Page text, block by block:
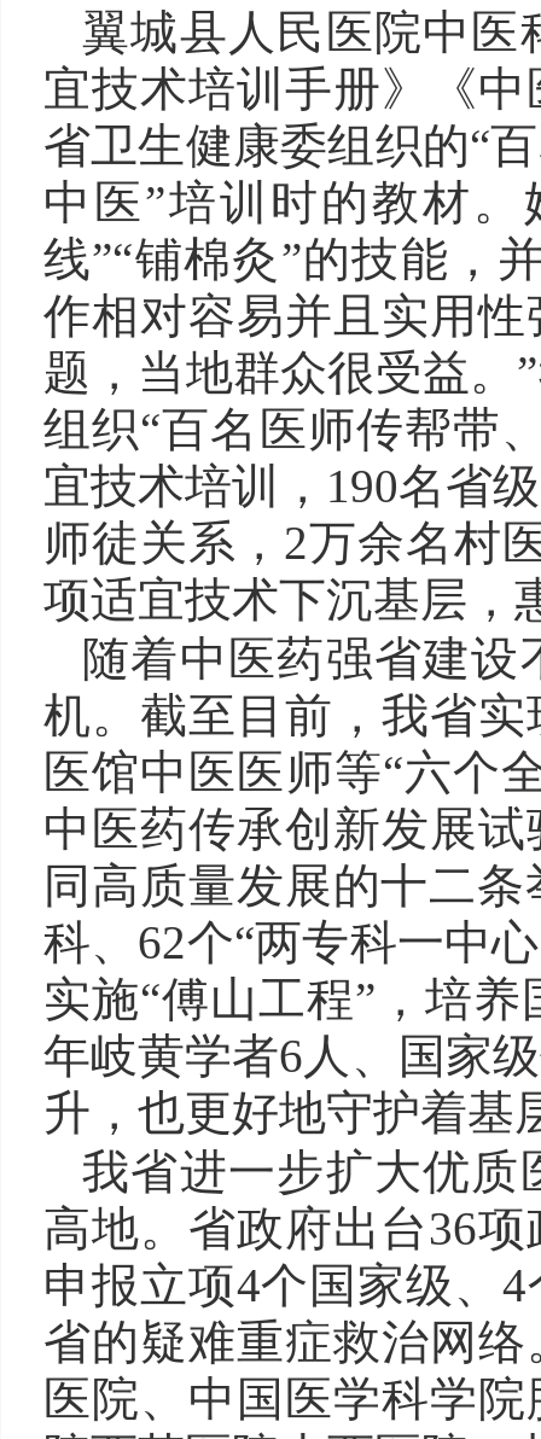
翼城县人民医院中医
宜技术培训手册》《
省卫生健康委组织的“
中医”培训时的教材
线”“铺棉灸”的技能，
作相对容易并且实用
题，当地群众很受益。
组织“百名医师传帮带
宜技术培训，190名省
师徒关系，2万余名村
项适宜技术下沉基层，
随着中医药强省建
机。截至目前，我省
医馆中医医师等“六个
中医药传承创新发展
同高质量发展的十二
科、62个“两专科一中
实施“傅山工程”，培
年岐黄学者6人、国家
升，也更好地守护着基
我省进一步扩大优质
高地。省政府出台36
申报立项4个国家级、
省的疑难重症救治网
医院、中国医学科学